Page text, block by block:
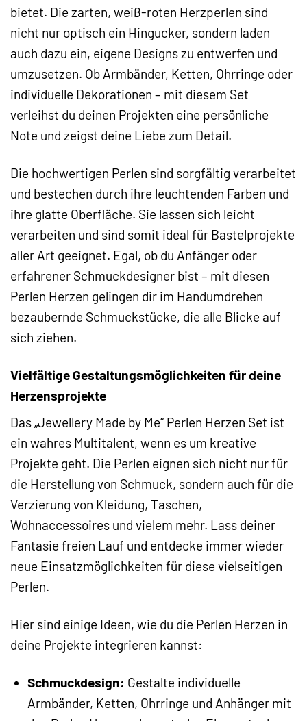
bietet. Die zarten, weiß-roten Herzperlen sind
nicht nur optisch ein Hingucker, sondern laden
auch dazu ein, eigene Designs zu entwerfen und
umzusetzen. Ob Armbänder, Ketten, Ohrringe oder
individuelle Dekorationen – mit diesem Set
verleihst du deinen Projekten eine persönliche
Note und zeigst deine Liebe zum Detail.
Die hochwertigen Perlen sind sorgfältig verarbeitet
und bestechen durch ihre leuchtenden Farben und
ihre glatte Oberfläche. Sie lassen sich leicht
verarbeiten und sind somit ideal für Bastelprojekte
aller Art geeignet. Egal, ob du Anfänger oder
erfahrener Schmuckdesigner bist – mit diesen
Perlen Herzen gelingen dir im Handumdrehen
bezaubernde Schmuckstücke, die alle Blicke auf
sich ziehen.
Vielfältige Gestaltungsmöglichkeiten für deine
Herzensprojekte
Das „Jewellery Made by Me“ Perlen Herzen Set ist
ein wahres Multitalent, wenn es um kreative
Projekte geht. Die Perlen eignen sich nicht nur für
die Herstellung von Schmuck, sondern auch für die
Verzierung von Kleidung, Taschen,
Wohnaccessoires und vielem mehr. Lass deiner
Fantasie freien Lauf und entdecke immer wieder
neue Einsatzmöglichkeiten für diese vielseitigen
Perlen.
Hier sind einige Ideen, wie du die Perlen Herzen in
deine Projekte integrieren kannst:
Schmuckdesign: Gestalte individuelle
Armbänder, Ketten, Ohrringe und Anhänger mit